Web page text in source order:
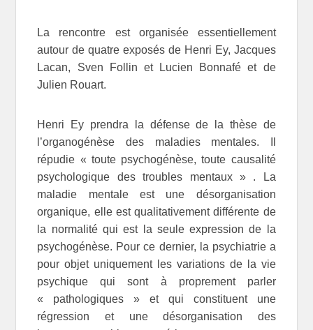
La rencontre est organisée essentiellement
autour de quatre exposés de Henri Ey, Jacques
Lacan, Sven Follin et Lucien Bonnafé et de
Julien Rouart.
Henri Ey prendra la défense de la thèse de
l’organogénèse des maladies mentales. Il
répudie « toute psychogénèse, toute causalité
psychologique des troubles mentaux » . La
maladie mentale est une désorganisation
organique, elle est qualitativement différente de
la normalité qui est la seule expression de la
psychogénèse. Pour ce dernier, la psychiatrie a
pour objet uniquement les variations de la vie
psychique qui sont à proprement parler
« pathologiques » et qui constituent une
régression et une désorganisation des